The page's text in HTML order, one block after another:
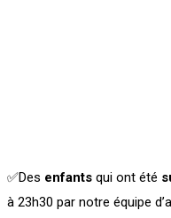
✅Des enfants qui ont été
à 23h30 par notre équipe